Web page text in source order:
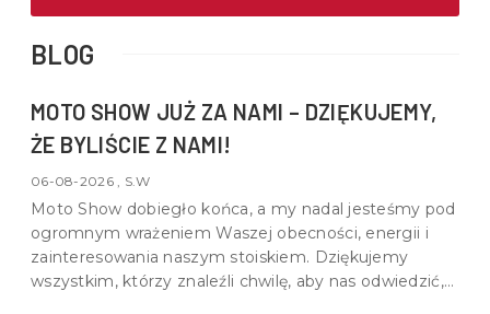
BLOG
MOTO SHOW JUŻ ZA NAMI – DZIĘKUJEMY,
ŻE BYLIŚCIE Z NAMI!
06-08-2026 , S.W
Moto Show dobiegło końca, a my nadal jesteśmy pod
ogromnym wrażeniem Waszej obecności, energii i
zainteresowania naszym stoiskiem. Dziękujemy
wszystkim, którzy znaleźli chwilę, aby nas odwiedzić,